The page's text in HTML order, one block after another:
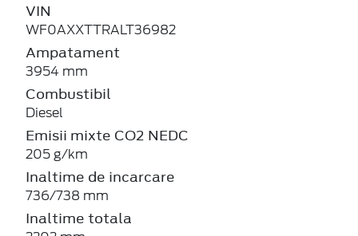
VIN
WF0AXXTTRALT36982
Ampatament
3954 mm
Combustibil
Diesel
Emisii mixte CO2 NEDC
205 g/km
Inaltime de incarcare
736/738 mm
Inaltime totala